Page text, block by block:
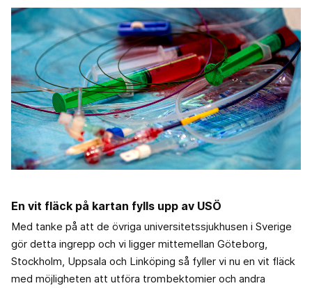
En vit fläck på kartan fylls upp av USÖ
Med tanke på att de övriga universitetssjukhusen i Sverige
gör detta ingrepp och vi ligger mittemellan Göteborg,
Stockholm, Uppsala och Linköping så fyller vi nu en vit fläck
med möjligheten att utföra trombektomier och andra